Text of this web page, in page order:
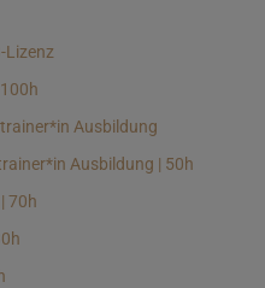
Lizenz
Ausbildung
Ausbildung | 50h
70h